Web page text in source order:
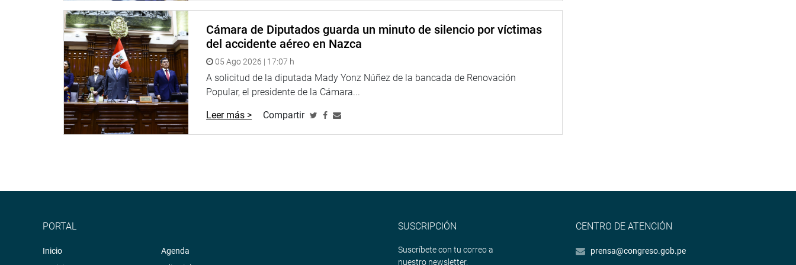
afectar a la población.
Su compañera de bancada, Luz Milagros Cayguaray Gambini, representante de Loreto, visitó la sede de las
instituciones prestadoras de servicios de salud (IPRES) I-4 de Nauta, para conocer la situación del
establecimiento de salud y pudo testificar una mala atención a los pacientes.
Refirió que en el lugar encontraron que en los últimos días se registraron alrededor de cinco casos de coronavirus
y otros de gravedad, que fueron trasladados al hospital regional de Iquitos.
“Es una pena que teniendo estas cifras no se tengan implementados protocolos de bioseguridad en el
establecimiento. Además, la administración informó que la planta de oxígeno no funciona y que no cuentan con
En ese sentido, indicó que solicitará que los establecimientos de salud cuenten con suministros para atender a la
Su colega de bancada, Nelly Huamaní Machaca (representante de Ucayali), visitó el centro poblado de
recorrieron diferentes instituciones y fueron testigos del evidente abandono en que se encuentra la
Cámara de Diputados guarda un minuto de silencio por víctimas
del accidente aéreo en Nazca
05 Ago 2026 | 17:07 h
A solicitud de la diputada Mady Yonz Núñez de la bancada de Renovación
Popular, el presidente de la Cámara...
Leer más > Compartir
PORTAL
Inicio
Agenda
SUSCRIPCIÓN
Suscríbete con tu correo a
nuestro newsletter.
CENTRO DE ATENCIÓN
prensa@congreso.gob.pe